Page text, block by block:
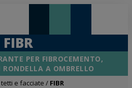
FIBR
PER FIBROCEMENTO,
A OMBRELLO
e facciate / FIBR